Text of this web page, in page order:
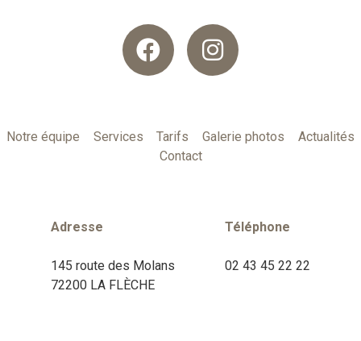
Notre équipe Services Tarifs Galerie photos
Actualités
Contact
Adresse
145 route des Molans
72200 LA FLÈCHE
Téléphone
02 43 45 22 22